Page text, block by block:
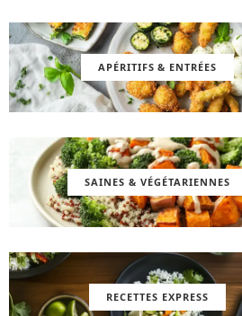
APÉRITIFS & ENTRÉES
SAINES & VÉGÉTARIENNES
RECETTES EXPRESS